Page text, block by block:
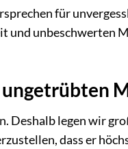
für
unbeschwerten
Deshalb legen wir
dass er